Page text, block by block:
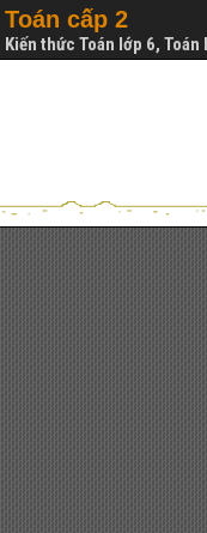
Toán cấp 2
Kiến thức Toán lớp 6,